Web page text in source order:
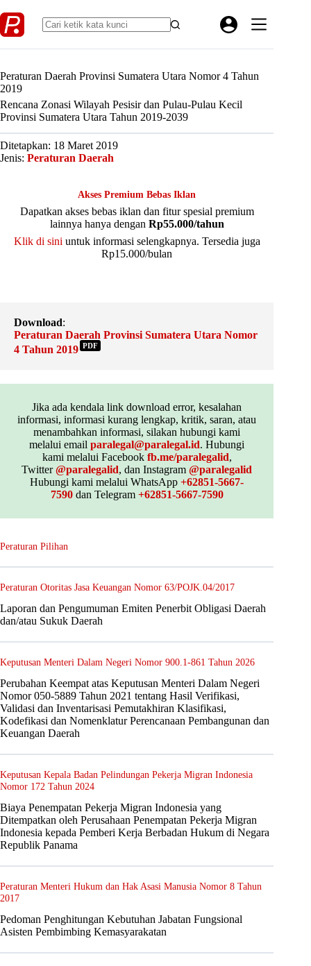
to
content
Peraturan Daerah Provinsi Sumatera Utara Nomor 4 Tahun
2019
Rencana Zonasi Wilayah Pesisir dan Pulau-Pulau Kecil
Provinsi Sumatera Utara Tahun 2019-2039
Ditetapkan: 18 Maret 2019
Jenis: Peraturan Daerah
Akses Premium Bebas Iklan
Dapatkan akses bebas iklan dan fitur spesial premium
lainnya hanya dengan Rp55.000/tahun
Klik di sini untuk informasi selengkapnya. Tersedia juga
Rp15.000/bulan
Download:
Peraturan Daerah Provinsi Sumatera Utara Nomor
4 Tahun 2019 PDF
Jika ada kendala link download error, kesalahan
informasi, informasi kurang lengkap, kritik, saran, atau
menambahkan informasi, silakan hubungi kami
melalui emailparalegal@paralegal.id. Hubungi
kami melalui Facebook fb.me/paralegalid,
Twitter@paralegalid, dan Instagram@paralegalid
Hubungi kami melalui WhatsApp+62851-5667-
7590dan Telegram +62851-5667-7590
Peraturan Pilihan
Peraturan Otoritas Jasa Keuangan Nomor 63/POJK.04/2017
Laporan dan Pengumuman Emiten Penerbit Obligasi Daerah
dan/atau Sukuk Daerah
Keputusan Menteri Dalam Negeri Nomor 900.1-861 Tahun 2026
Perubahan Keempat atas Keputusan Menteri Dalam Negeri
Nomor 050-5889 Tahun 2021 tentang Hasil Verifikasi,
Validasi dan Inventarisasi Pemutakhiran Klasifikasi,
Kodefikasi dan Nomenklatur Perencanaan Pembangunan dan
Keuangan Daerah
Keputusan Kepala Badan Pelindungan Pekerja Migran Indonesia
Nomor 172 Tahun 2024
Biaya Penempatan Pekerja Migran Indonesia yang
Ditempatkan oleh Perusahaan Penempatan Pekerja Migran
Indonesia kepada Pemberi Kerja Berbadan Hukum di Negara
Republik Panama
Peraturan Menteri Hukum dan Hak Asasi Manusia Nomor 8 Tahun
2017
Pedoman Penghitungan Kebutuhan Jabatan Fungsional
Asisten Pembimbing Kemasyarakatan